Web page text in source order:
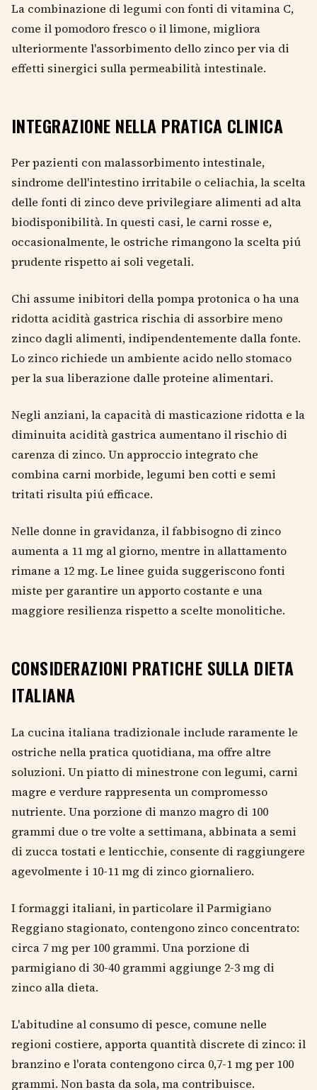
La combinazione di legumi con fonti di vitamina C,
come il pomodoro fresco o il limone, migliora
ulteriormente l'assorbimento dello zinco per via di
effetti sinergici sulla permeabilità intestinale.
INTEGRAZIONE NELLA PRATICA CLINICA
Per pazienti con malassorbimento intestinale,
sindrome dell'intestino irritabile o celiachia, la scelta
delle fonti di zinco deve privilegiare alimenti ad alta
biodisponibilità. In questi casi, le carni rosse e,
occasionalmente, le ostriche rimangono la scelta piú
prudente rispetto ai soli vegetali.
Chi assume inibitori della pompa protonica o ha una
ridotta acidità gastrica rischia di assorbire meno
zinco dagli alimenti, indipendentemente dalla fonte.
Lo zinco richiede un ambiente acido nello stomaco
per la sua liberazione dalle proteine alimentari.
Negli anziani, la capacità di masticazione ridotta e la
diminuita acidità gastrica aumentano il rischio di
carenza di zinco. Un approccio integrato che
combina carni morbide, legumi ben cotti e semi
tritati risulta piú efficace.
Nelle donne in gravidanza, il fabbisogno di zinco
aumenta a 11 mg al giorno, mentre in allattamento
rimane a 12 mg. Le linee guida suggeriscono fonti
miste per garantire un apporto costante e una
maggiore resilienza rispetto a scelte monolitiche.
CONSIDERAZIONI PRATICHE SULLA DIETA
ITALIANA
La cucina italiana tradizionale include raramente le
ostriche nella pratica quotidiana, ma offre altre
soluzioni. Un piatto di minestrone con legumi, carni
magre e verdure rappresenta un compromesso
nutriente. Una porzione di manzo magro di 100
grammi due o tre volte a settimana, abbinata a semi
di zucca tostati e lenticchie, consente di raggiungere
agevolmente i 10-11 mg di zinco giornaliero.
I formaggi italiani, in particolare il Parmigiano
Reggiano stagionato, contengono zinco concentrato:
circa 7 mg per 100 grammi. Una porzione di
parmigiano di 30-40 grammi aggiunge 2-3 mg di
zinco alla dieta.
L'abitudine al consumo di pesce, comune nelle
regioni costiere, apporta quantità discrete di zinco: il
branzino e l'orata contengono circa 0,7-1 mg per 100
grammi. Non basta da sola, ma contribuisce.